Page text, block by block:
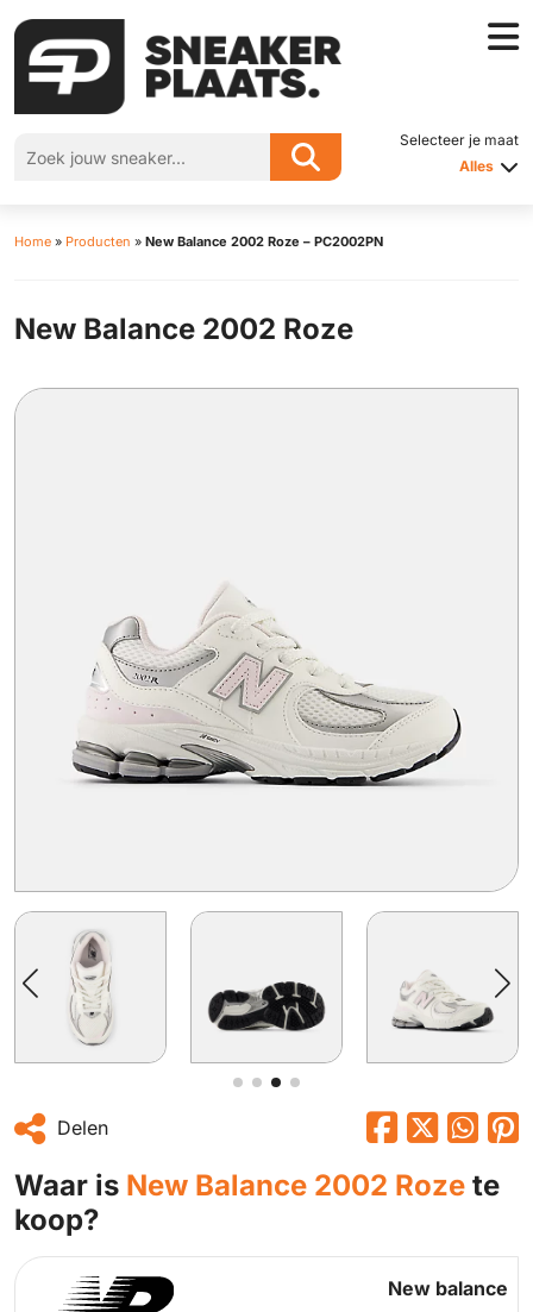
Selecteer je maat
Alles
Home » Producten » New Balance 2002 Roze – PC2002PN
New Balance 2002 Roze
Delen
Waar is New Balance 2002 Roze te
koop?
New balance